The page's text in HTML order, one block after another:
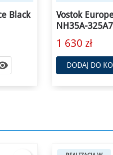
Vostok
Black Chrono
1 970 zł
DODAJ DO